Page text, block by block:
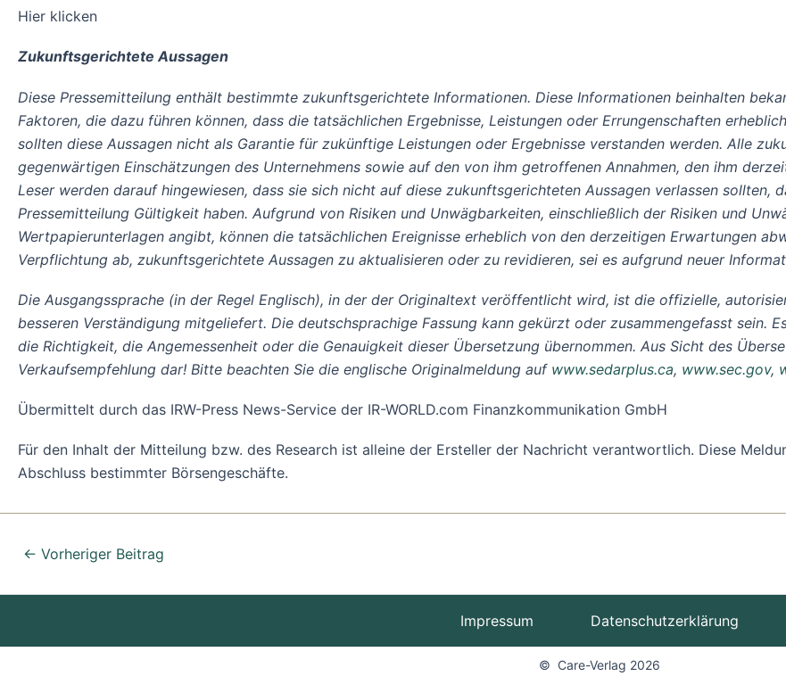
Hier klicken
Zukunftsgerichtete Aussagen
Diese Pressemitteilung enthält bestimmte zukunftsgerichtete Informationen. Diese Informationen beinhalten
Faktoren, die dazu führen können, dass die tatsächlichen Ergebnisse, Leistungen oder Errungenschaften
sollten diese Aussagen nicht als Garantie für zukünftige Leistungen oder Ergebnisse verstanden werden. Alle
gegenwärtigen Einschätzungen des Unternehmens sowie auf den von ihm getroffenen Annahmen, den ihm
Leser werden darauf hingewiesen, dass sie sich nicht auf diese zukunftsgerichteten Aussagen verlassen
Pressemitteilung Gültigkeit haben. Aufgrund von Risiken und Unwägbarkeiten, einschließlich der Risiken und
Wertpapierunterlagen angibt, können die tatsächlichen Ereignisse erheblich von den derzeitigen Erwartungen
Verpflichtung ab, zukunftsgerichtete Aussagen zu aktualisieren oder zu revidieren, sei es aufgrund neuer
Die Ausgangssprache (in der Regel Englisch), in der der Originaltext veröffentlicht wird, ist die offizielle,
besseren Verständigung mitgeliefert. Die deutschsprachige Fassung kann gekürzt oder zusammengefasst sein.
die Richtigkeit, die Angemessenheit oder die Genauigkeit dieser Übersetzung übernommen. Aus Sicht des
Verkaufsempfehlung dar! Bitte beachten Sie die englische Originalmeldung auf www.sedarplus.ca, www.sec.gov,
Übermittelt durch das IRW-Press News-Service der IR-WORLD.com Finanzkommunikation GmbH
Für den Inhalt der Mitteilung bzw. des Research ist alleine der Ersteller der Nachricht verantwortlich. Diese
Abschluss bestimmter Börsengeschäfte.
← Vorheriger Beitrag
Impressum Datenschutzerklärung
© Care-Verlag 2026